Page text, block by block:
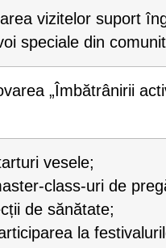
vizitelor suport
speciale din
„Îmbătrânirii
vesele;
class-uri de
de sănătate;
la